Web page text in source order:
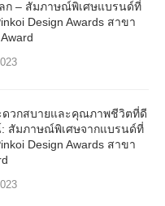
ก – สัมภาษณ์พิเศษแบรนด์ที่
Design Awards สาขา
วกสบายและคุณภาพชีวิตที่ดี
สัมภาษณ์พิเศษจากแบรนด์ที่
Design Awards สาขา